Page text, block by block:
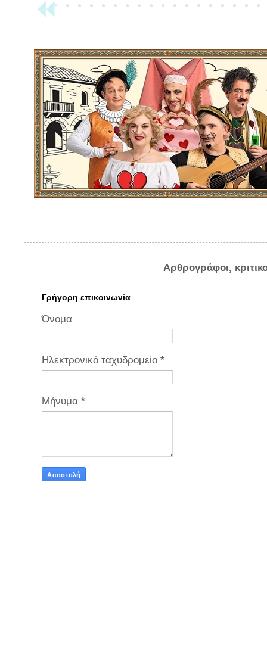
Αρθρογράφοι,
Γρήγορη επικοινωνία
Όνομα
Ηλεκτρονικό ταχυδρομείο *
Μήνυμα *